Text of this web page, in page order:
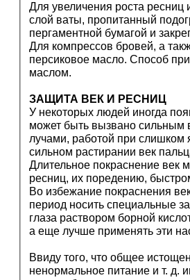
Для увеличения роста ресниц
слой ваты, пропитанный
пергаментной бумагой и
Для компрессов бровей, а
персиковое масло. Способ
маслом.
ЗАЩИТА ВЕК И РЕСНИЦ
У некоторых людей иногда
может быть вызвано сильным
лучами, работой при
сильном растирании век
Длительное покраснение век
ресниц, их поредению,
Во избежание покраснения
период носить специальные
глаза раствором борной
а еще лучше применять эти
Ввиду того, что общее
ненормальное питание и т. д.